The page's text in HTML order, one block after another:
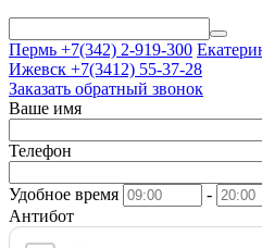
Пермь +7(342) 2-919-300
Ижевск +7(3412) 55-37-28
Заказать обратный звонок
Ваше имя
Телефон
Удобное время
-
Антибот